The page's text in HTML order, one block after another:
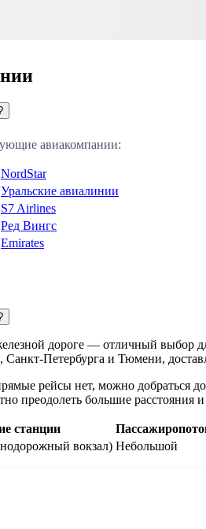
авиакомпании:
NordStar
Уральские авиалинии
S7 Airlines
Ред Вингс
Emirates
дороге — отличный выбор
Санкт-Петербурга и Тюмени,
рейсы нет, можно добраться
преодолеть большие расстояния
станции
вокзал) Небольшой